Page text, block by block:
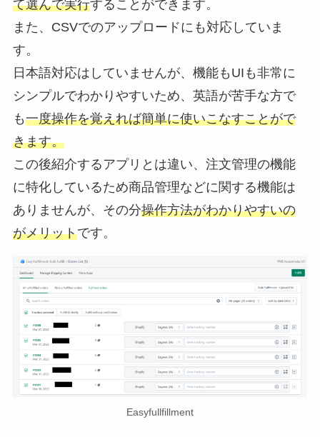
て選んで実行することができます。
また、CSVでのアップロードにも対応していま
す。
日本語対応はしていませんが、機能もUIも非常に
シンプルでわかりやすいため、英語が苦手な方で
も一度操作を覚えれば簡単に使いこなすことがで
きます。
この後紹介するアプリとは違い、注文管理の機能
に特化しているため商品管理などに関する機能は
ありませんが、その分操作方法がわかりやすいの
がメリットです。
Easyfullfillment